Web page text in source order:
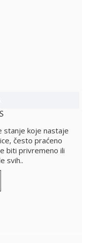
stanje koje nastaje
često praćeno
biti privremeno ili
svih..